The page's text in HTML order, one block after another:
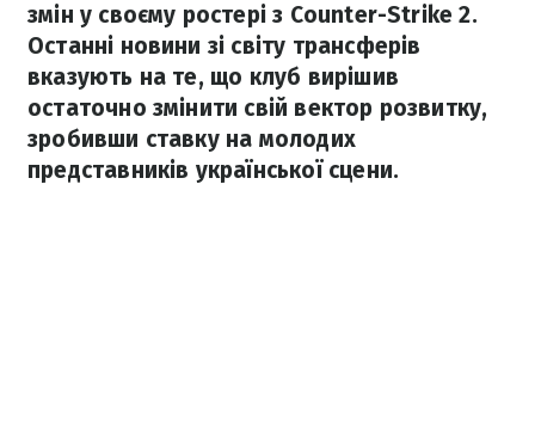
змін у своєму ростері з Counter-Strike 2.
Останні новини зі світу трансферів
вказують на те, що клуб вирішив
остаточно змінити свій вектор розвитку,
зробивши ставку на молодих
представників української сцени.